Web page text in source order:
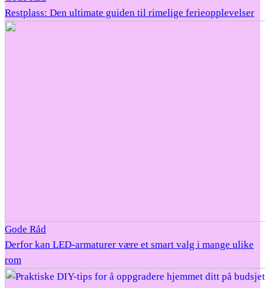
Restplass: Den ultimate guiden til rimelige ferieopplevelser
Gode Råd
Derfor kan LED-armaturer være et smart valg i mange ulike
rom